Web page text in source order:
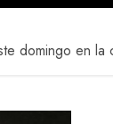
domingo en la